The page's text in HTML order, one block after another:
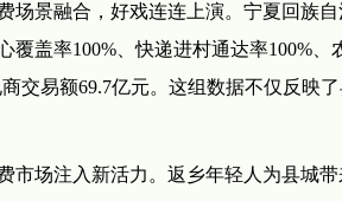
场景融合，好戏连连上演。宁夏回族
盖率100%、快递进村通达率100%、
交易额69.7亿元。这组数据不仅反映
市场注入新活力。返乡年轻人为县城